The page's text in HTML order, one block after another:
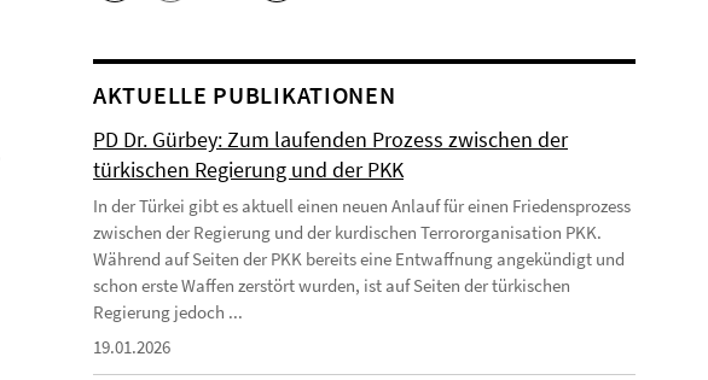
AKTUELLE PUBLIKATIONEN
PD Dr. Gürbey: Zum laufenden Prozess zwischen der
türkischen Regierung und der PKK
In der Türkei gibt es aktuell einen neuen Anlauf für einen Friedensprozess
zwischen der Regierung und der kurdischen Terrororganisation PKK.
Während auf Seiten der PKK bereits eine Entwaffnung angekündigt und
schon erste Waffen zerstört wurden, ist auf Seiten der türkischen
Regierung jedoch ...
19.01.2026